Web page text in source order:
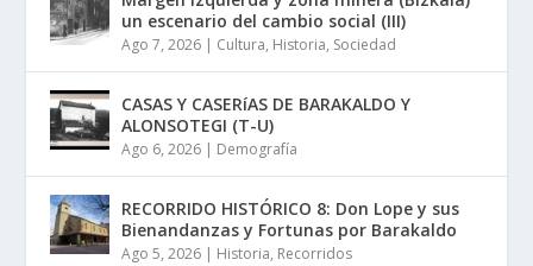
un escenario del cambio social (III)
Ago 7, 2026 | Cultura, Historia, Sociedad
CASAS Y CASERíAS DE BARAKALDO Y
ALONSOTEGI (T-U)
Ago 6, 2026 | Demografía
RECORRIDO HISTÓRICO 8: Don Lope y sus
Bienandanzas y Fortunas por Barakaldo
Ago 5, 2026 | Historia, Recorridos